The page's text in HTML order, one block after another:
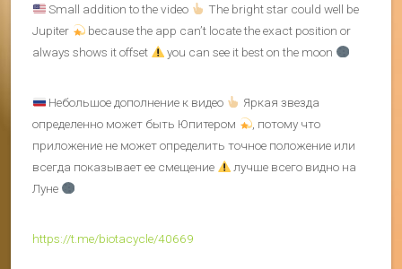
Small addition to the video
The bright star could well be
Jupiter
because the app can’t locate the exact position or
always shows it offset
you can see it best on the moon
Небольшое дополнение к видео
Яркая звезда
определенно может быть Юпитером
, потому что
приложение не может определить точное положение или
всегда показывает ее смещение
лучше всего видно на
Луне
https://t.me/biotacycle/40669